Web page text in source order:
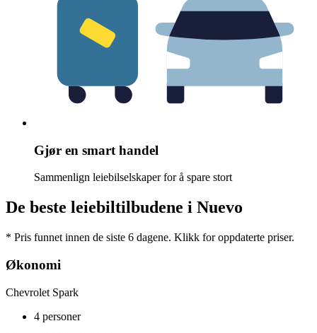
Gjør en smart handel
Sammenlign leiebilselskaper for å spare stort
De beste leiebiltilbudene i Nuevo
* Pris funnet innen de siste 6 dagene. Klikk for oppdaterte priser.
Økonomi
Chevrolet Spark
4 personer